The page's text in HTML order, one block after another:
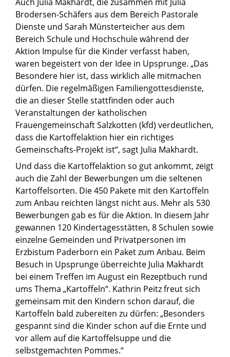
Brodersen-Schäfers aus dem Bereich Pastorale
Dienste und Sarah Münsterteicher aus dem
Bereich Schule und Hochschule während der
Aktion Impulse für die Kinder verfasst haben,
waren begeistert von der Idee in Upsprunge. „Das
Besondere hier ist, dass wirklich alle mitmachen
dürfen. Die regelmäßigen Familiengottesdienste,
die an dieser Stelle stattfinden oder auch
Veranstaltungen der katholischen
Frauengemeinschaft Salzkotten (kfd) verdeutlichen,
dass die Kartoffelaktion hier ein richtiges
Gemeinschafts-Projekt ist“, sagt Julia Makhardt.
Und dass die Kartoffelaktion so gut ankommt, zeigt
auch die Zahl der Bewerbungen um die seltenen
Kartoffelsorten. Die 450 Pakete mit den Kartoffeln
zum Anbau reichten längst nicht aus. Mehr als 530
Bewerbungen gab es für die Aktion. In diesem Jahr
gewannen 120 Kindertagesstätten, 8 Schulen sowie
einzelne Gemeinden und Privatpersonen im
Erzbistum Paderborn ein Paket zum Anbau. Beim
Besuch in Upsprunge überreichte Julia Makhardt
bei einem Treffen im August ein Rezeptbuch rund
ums Thema „Kartoffeln“. Kathrin Peitz freut sich
gemeinsam mit den Kindern schon darauf, die
Kartoffeln bald zubereiten zu dürfen: „Besonders
gespannt sind die Kinder schon auf die Ernte und
vor allem auf die Kartoffelsuppe und die
selbstgemachten Pommes.“